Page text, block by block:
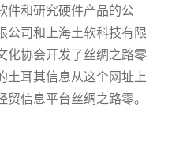
件和研究硬件产品的公
公司和上海土软科技有限
化协会开发了丝绸之路零
土耳其信息从这个网址上
信息平台丝绸之路零。